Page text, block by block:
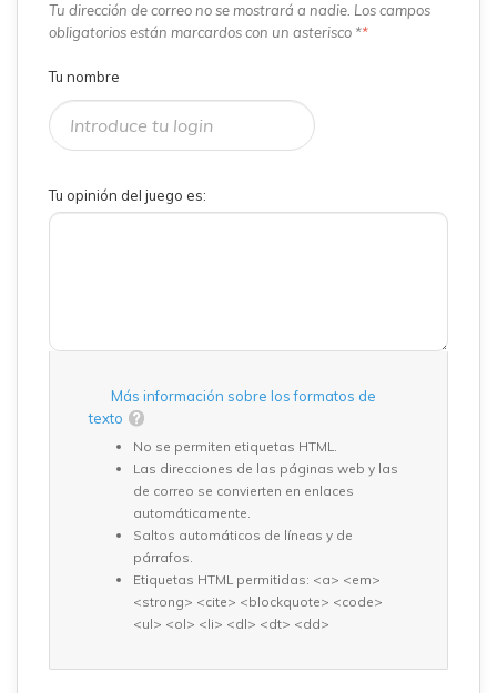
Tu dirección de correo no se mostrará a nadie. Los campos
obligatorios están marcardos con un asterisco **
Tu nombre
Tu opinión del juego es:
Más información sobre los formatos de
texto
No se permiten etiquetas HTML.
Las direcciones de las páginas web y las
de correo se convierten en enlaces
automáticamente.
Saltos automáticos de líneas y de
párrafos.
Etiquetas HTML permitidas: <a> <em>
<strong> <cite> <blockquote> <code>
<ul> <ol> <li> <dl> <dt> <dd>